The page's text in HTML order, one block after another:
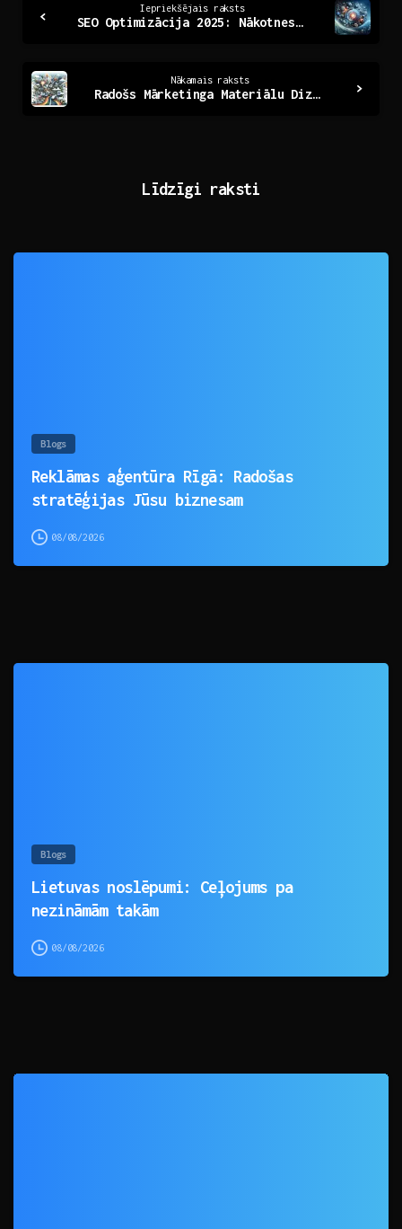
Reading
Iepriekšējais raksts
SEO Optimizācija 2025: Nākotnes Stratēģijas un Tendences
Nākamais raksts
Radošs Mārketinga Materiālu Dizains: Ceļš uz Veiksmi
Līdzīgi raksti
Blogs
Reklāmas aģentūra Rīgā: Radošas
stratēģijas Jūsu biznesam
08/08/2026
Blogs
Lietuvas noslēpumi: Ceļojums pa
nezināmām takām
08/08/2026